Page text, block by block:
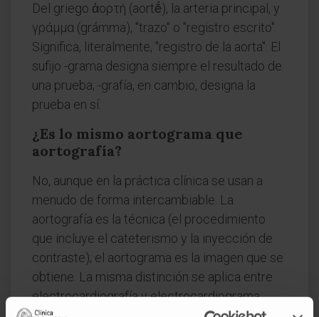
Del griego ἀορτή (aortḗ), la arteria principal, y
γράμμα (grámma), "trazo" o "registro escrito".
Significa, literalmente, "registro de la aorta". El
sufijo -grama designa siempre el resultado de
una prueba; -grafía, en cambio, designa la
prueba en sí.
¿Es lo mismo aortograma que
aortografía?
No, aunque en la práctica clínica se usan a
menudo de forma intercambiable. La
aortografía es la técnica (el procedimiento
que incluye el cateterismo y la inyección de
contraste); el aortograma es la imagen que se
obtiene. La misma distinción se aplica entre
electrocardiografía y electrocardiograma.